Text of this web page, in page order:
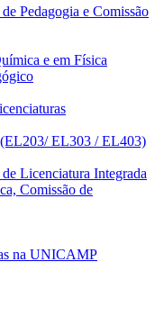
Pedagogia e Comissão
e em Física
EL303 / EL403)
Licenciatura Integrada
Comissão de
na UNICAMP